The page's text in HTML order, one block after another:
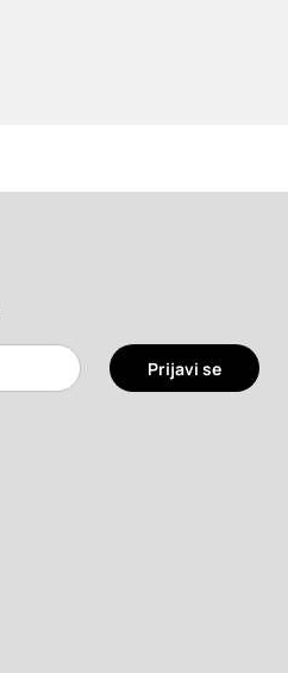
Prijavi se